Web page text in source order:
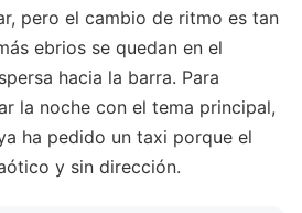
pero el cambio de ritmo es tan
ebrios se quedan en el
hacia la barra. Para
la noche con el tema principal,
ha pedido un taxi porque el
y sin dirección.